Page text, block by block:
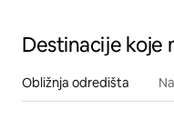
Destinacije koje
Obližnja odredišta